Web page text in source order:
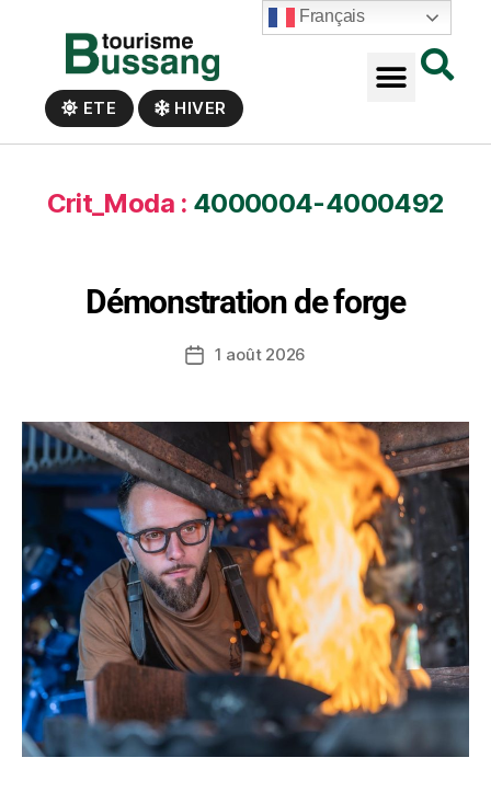
ETE HIVER
Crit_Moda : 4000004-4000492
Démonstration de forge
1 août 2026
Français
Panneau de gestion des cookies